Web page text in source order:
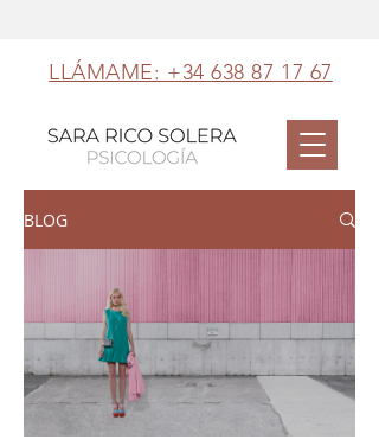
LLÁMAME: +34 638 87 17 67
BLOG